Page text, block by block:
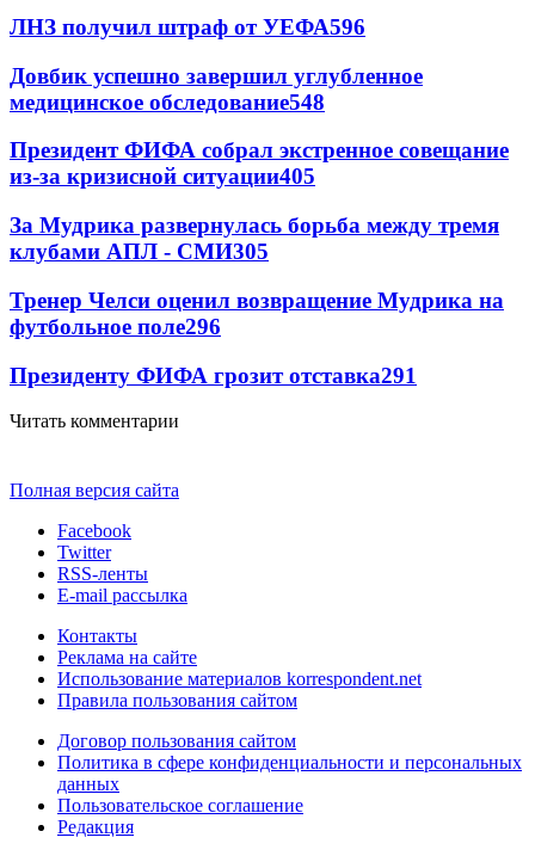
ЛНЗ получил штраф от УЕФА596
Довбик успешно завершил углубленное
медицинское обследование548
Президент ФИФА собрал экстренное совещание
из-за кризисной ситуации405
За Мудрика развернулась борьба между тремя
клубами АПЛ - СМИ305
Тренер Челси оценил возвращение Мудрика на
футбольное поле296
Президенту ФИФА грозит отставка291
Читать комментарии
Полная версия сайта
Facebook
Twitter
RSS-ленты
E-mail рассылка
Контакты
Реклама на сайте
Использование материалов korrespondent.net
Правила пользования сайтом
Договор пользования сайтом
Политика в сфере конфиденциальности и персональных
данных
Пользовательское соглашение
Редакция